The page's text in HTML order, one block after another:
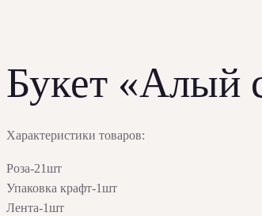
Букет «Алый
Характеристики товаров:
Роза-21шт
Упаковка крафт-1шт
Лента-1шт